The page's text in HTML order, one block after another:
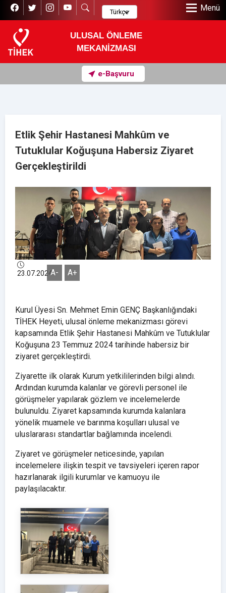
ULUSAL ÖNLEME
MEKANİZMASI
Menü
e-Başvuru
Etlik Şehir Hastanesi Mahkûm ve
Tutuklular Koğuşuna Habersiz Ziyaret
Gerçekleştirildi
23.07.2024A- A+
Kurul Üyesi Sn. Mehmet Emin GENÇ Başkanlığındaki
TİHEK Heyeti, ulusal önleme mekanizması görevi
kapsamında Etlik Şehir Hastanesi Mahkûm ve Tutuklular
Koğuşuna 23 Temmuz 2024 tarihinde habersiz bir
ziyaret gerçekleştirdi.
Ziyarette ilk olarak Kurum yetkililerinden bilgi alındı.
Ardından kurumda kalanlar ve görevli personel ile
görüşmeler yapılarak gözlem ve incelemelerde
bulunuldu. Ziyaret kapsamında kurumda kalanlara
yönelik muamele ve barınma koşulları ulusal ve
uluslararası standartlar bağlamında incelendi.
Ziyaret ve görüşmeler neticesinde, yapılan
incelemelere ilişkin tespit ve tavsiyeleri içeren rapor
hazırlanarak ilgili kurumlar ve kamuoyu ile
paylaşılacaktır.